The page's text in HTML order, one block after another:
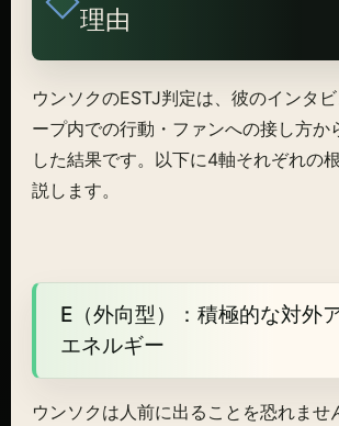
理由
ウンソクのESTJ判定は、彼のインタ
ープ内での行動・ファンへの接し方か
した結果です。以下に4軸それぞれの
説します。
E（外向型）：積極的な対外
エネルギー
ウンソクは人前に出ることを恐れませ